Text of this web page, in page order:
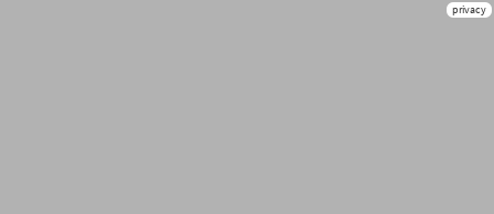
privacy